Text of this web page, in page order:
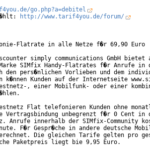
go.php?a=debitel
http://www.tarif4you.de/forum/
Flatrate in alle Netze f�r 69,90 Euro
simply communications GmbH
SIMfix Handy-Flatrates f�r Anrufe in
den pers�nlichen Vorlieben und dem
k�nnen Kunden auf der Internetseite
, einer Mobilfunk- oder einer
w�hlen.
Flat telefonieren Kunden ohne
Vertragsbindung unbegrenzt f�r 0 Cent in
Anrufe innerhalb der SIMfix-Community
F�r Gespr�che in andere deutsche
Die gleichen Tarife gelten pro
Paketpreis liegt bie 9,95 Euro.